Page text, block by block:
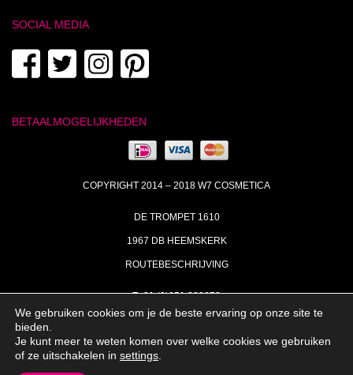
SOCIAL MEDIA
BETAALMOGELIJKHEDEN
COPYRIGHT 2014 – 2018 W7 COSMETICA
DE TROMPET 1610
1967 DB HEEMSKERK
ROUTEBESCHRIJVING
T+31 (0)251 238673
MA | DI | DO VAN 09:00 – 17:00
INFO@W7COSMETICA.NL
We gebruiken cookies om je de beste ervaring op onze site te
bieden.
Je kunt meer te weten komen over welke cookies we gebruiken
of ze uitschakelen in settings